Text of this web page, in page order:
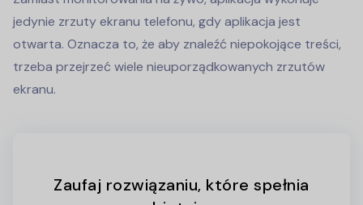
jedynie zrzuty ekranu telefonu, gdy aplikacja jest
otwarta. Oznacza to, że aby znaleźć niepokojące treści,
trzeba przejrzeć wiele nieuporządkowanych zrzutów
ekranu.
Zaufaj rozwiązaniu, które spełnia